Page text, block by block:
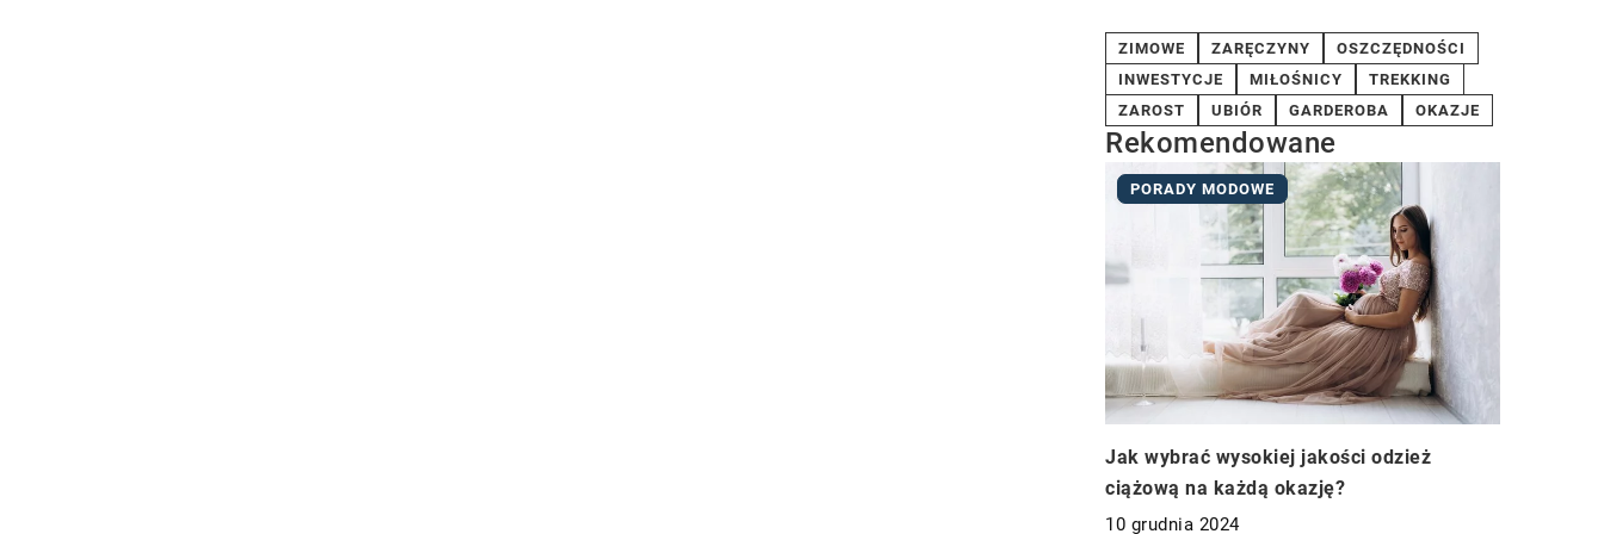
ZIMOWE ZARĘCZYNY
OSZCZĘDNOŚCI
INWESTYCJE
MIŁOŚNICY
TREKKING
ZAROST
UBIÓR GARDEROBA OKAZJE
Rekomendowane
PORADY MODOWE
Jak wybrać wysokiej jakości odzież
ciążową na każdą okazję?
10 grudnia 2024